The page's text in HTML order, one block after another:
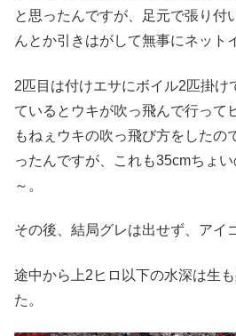
と思ったんですが、足元で張り付
んとか引きはがして無事にネット
2匹目は付けエサにボイル2匹掛け
ているとウキが吹っ飛んで行って
もねぇウキの吹っ飛び方をしたの
ったんですが、これも35cmちょ
～。
その後、結局グレは出せず、アイ
途中から上2ヒロ以下の水深は生
た。